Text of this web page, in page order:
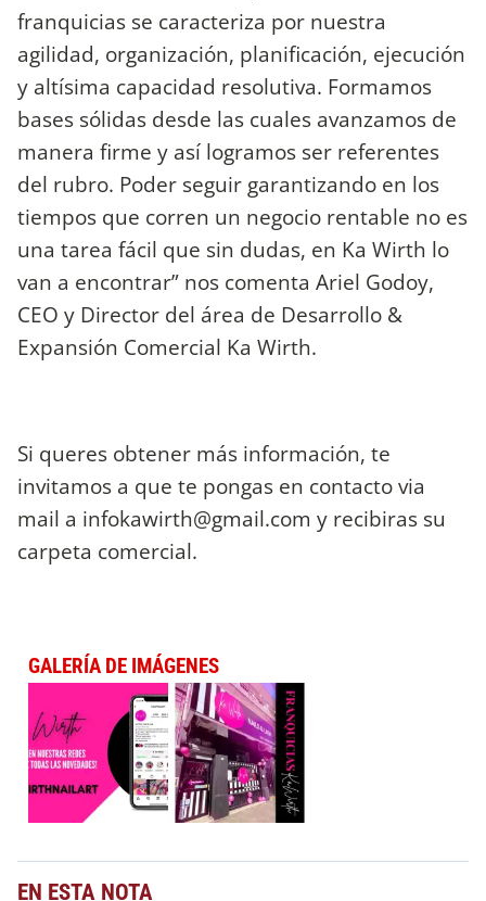
franquicias se caracteriza por nuestra
agilidad, organización, planificación, ejecución
y altísima capacidad resolutiva. Formamos
bases sólidas desde las cuales avanzamos de
manera firme y así logramos ser referentes
del rubro. Poder seguir garantizando en los
tiempos que corren un negocio rentable no es
una tarea fácil que sin dudas, en Ka Wirth lo
van a encontrar” nos comenta Ariel Godoy,
CEO y Director del área de Desarrollo &
Expansión Comercial Ka Wirth.
Si queres obtener más información, te
invitamos a que te pongas en contacto via
mail a infokawirth@gmail.com y recibiras su
carpeta comercial.
GALERÍA DE IMÁGENES
EN ESTA NOTA